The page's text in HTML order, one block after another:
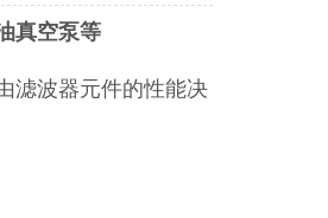
真空泵等
滤波器元件的性能决